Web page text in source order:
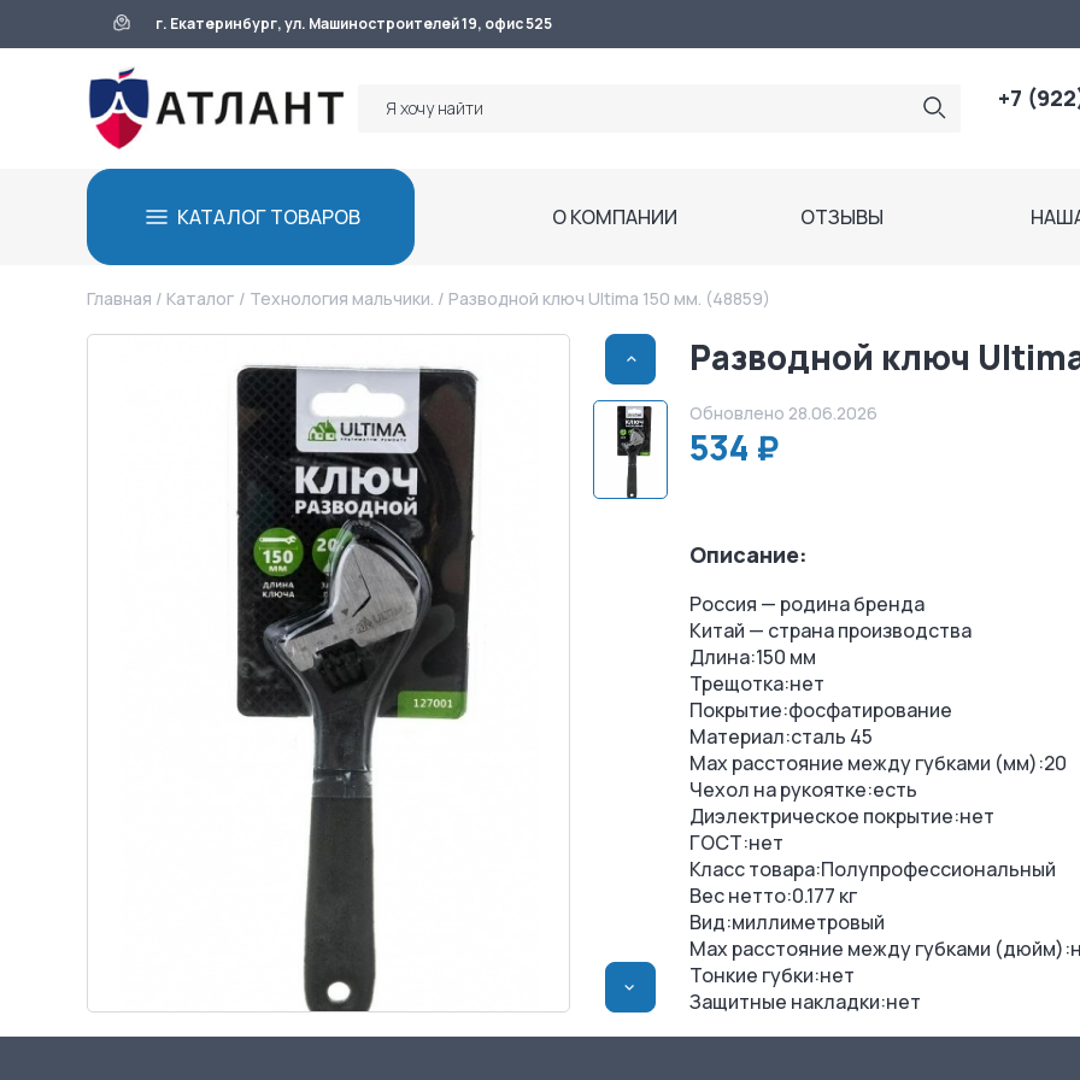
г. Екатеринбург, ул. Машиностроителей 19, офис 525
+7
КАТАЛОГ ТОВАРОВ О КОМПАНИИ ОТЗЫВЫ
Главная / Каталог / Технология мальчики. / Разводной ключ Ultima 150 мм. (48859)
>
>
Разводной ключ
Обновлено 28.06.2026
534 ₽
Описание:
Россия — родина бренда
Китай — страна производства
Длина:150 мм
Трещотка:нет
Покрытие:фосфатирование
Материал:сталь 45
Max расстояние между губками (мм):20
Чехол на рукоятке:есть
Диэлектрическое покрытие:нет
ГОСТ:нет
Класс товара:Полупрофессиональный
Вес нетто:0.177 кг
Вид:миллиметровый
Max расстояние между губками
Тонкие губки:нет
Защитные накладки:нет